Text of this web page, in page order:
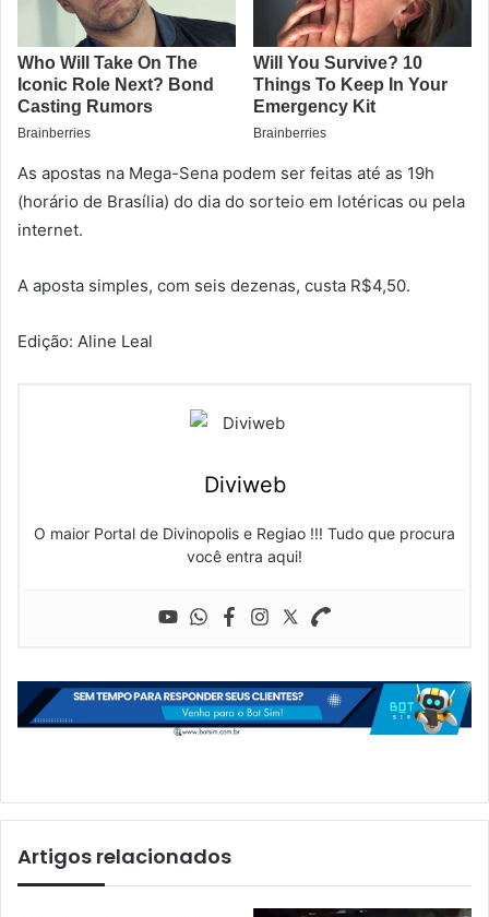
As apostas na Mega-Sena podem ser feitas até as 19h
(horário de Brasília) do dia do sorteio em lotéricas ou pela
internet.
A aposta simples, com seis dezenas, custa R$4,50.
Edição: Aline Leal
Diviweb
O maior Portal de Divinopolis e Regiao !!! Tudo que procura
você entra aqui!
Artigos relacionados